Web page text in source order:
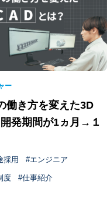
ー
働き方を変えた3D
発期間が1ヵ月→１
採用 エンジニア
度 仕事紹介